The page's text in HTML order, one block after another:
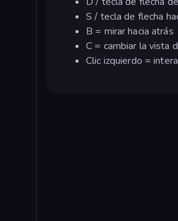
S / tecla de flecha
B = mirar hacia atrás
C = cambiar la vista
Clic izquierdo =